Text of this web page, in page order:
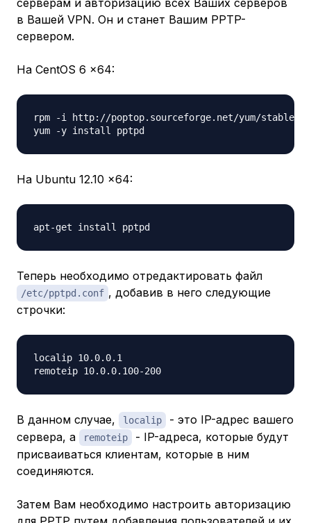
серверам и авторизацию всех Ваших серверов
в Вашей VPN. Он и станет Вашим PPTP-
сервером.
На CentOS 6 x64:
rpm -i http://poptop.sourceforge.net/yum/stable/
На Ubuntu 12.10 x64:
Теперь необходимо отредактировать файл
/etc/pptpd.conf , добавив в него следующие
строчки:
localip 10.0.0.1
В данном случае, localip
- это IP-адрес вашего
сервера, а
remoteip
- IP-адреса, которые будут
присваиваться клиентам, которые в ним
соединяются.
Затем Вам необходимо настроить авторизацию